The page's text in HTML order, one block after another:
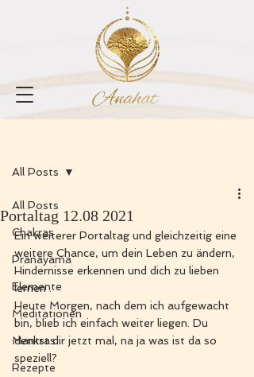
All Posts
Chakras
Pranayama
Elemente
Meditationen
Mantras
Rezepte
All Posts
Portaltag 12.08 2021
Ein weiterer Portaltag und gleichzeitig eine
weitere Chance, um dein Leben zu ändern,
Hindernisse erkennen und dich zu lieben
lernen .
Heute Morgen, nach dem ich aufgewacht
bin, blieb ich einfach weiter liegen. Du
denkst dir jetzt mal, na ja was ist da so
speziell?